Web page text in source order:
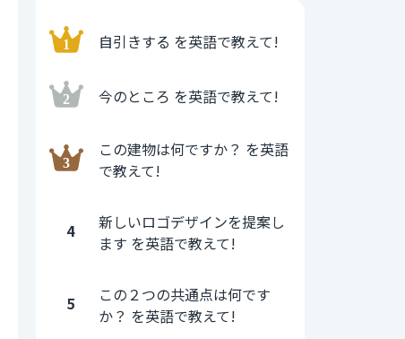
自引きする を英語で教えて!
今のところ を英語で教えて!
この建物は何ですか？ を英語
で教えて!
4
新しいロゴデザインを提案し
ます を英語で教えて!
5
この２つの共通点は何です
か？ を英語で教えて!